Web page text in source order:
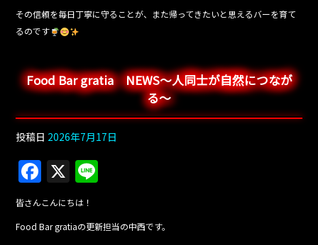
その信頼を毎日丁寧に守ることが、また帰ってきたいと思えるバーを育て
るのです
Food Bar gratia NEWS～人同士が自然につなが
る～
投稿日 2026年7月17日
F
a
c
X
e
皆さんこんにちは！
Food Bar gratiaの更新担当の中西です。